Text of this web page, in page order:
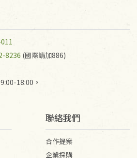
，為敬重法寶故，里仁網購無法
需將手抄稿寄還給消費者，因而
將由消費者負擔。
8236 (國際請加886)
18:00。
聯絡我們
合作提案
企業採購